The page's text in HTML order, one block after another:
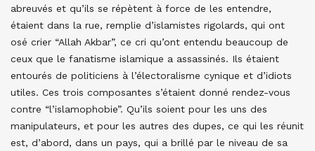
abreuvés et qu’ils se répètent à force de les entendre,
étaient dans la rue, remplie d’islamistes rigolards, qui ont
osé crier “Allah Akbar”, ce cri qu’ont entendu beaucoup de
ceux que le fanatisme islamique a assassinés. Ils étaient
entourés de politiciens à l’électoralisme cynique et d’idiots
utiles. Ces trois composantes s’étaient donné rendez-vous
contre “l’islamophobie”. Qu’ils soient pour les uns des
manipulateurs, et pour les autres des dupes, ce qui les réunit
est, d’abord, dans un pays, qui a brillé par le niveau de sa